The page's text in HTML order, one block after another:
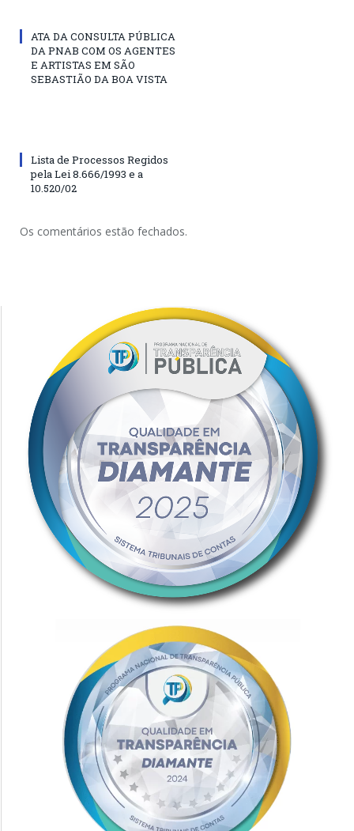
ATA DA CONSULTA PÚBLICA
DA PNAB COM OS AGENTES
E ARTISTAS EM SÃO
SEBASTIÃO DA BOA VISTA
Lista de Processos Regidos
pela Lei 8.666/1993 e a
10.520/02
Os comentários estão fechados.